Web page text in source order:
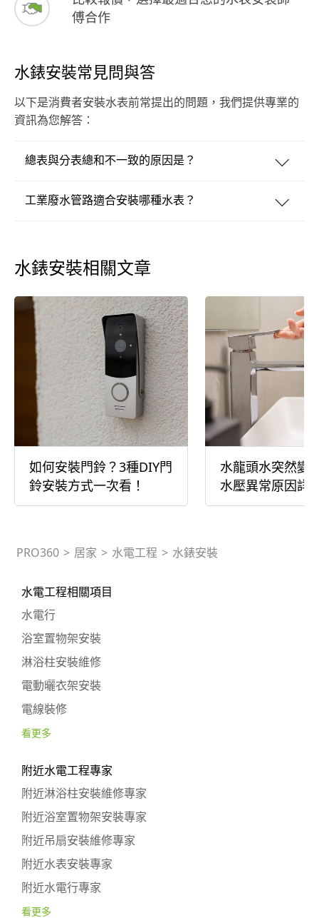
傅合作
水錶安裝常見問與答
以下是消費者安裝水表前常提出的問題，我們提供專業的
資訊為您解答：
總表與分表總和不一致的原因是？
工業廢水管路適合安裝哪種水表？
水錶安裝相關文章
如何安裝門鈴？3種DIY門
鈴安裝方式一次看！
水龍頭水突然變
水壓異常原因詳
PRO360 > 居家 > 水電工程 > 水錶安裝
水電工程相關項目
水電行
浴室置物架安裝
淋浴柱安裝維修
電動曬衣架安裝
電線裝修
看更多
附近水電工程專家
附近淋浴柱安裝維修專家
附近浴室置物架安裝專家
附近吊扇安裝維修專家
附近水表安裝專家
附近水電行專家
看更多